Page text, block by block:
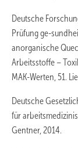
Deutsche
Prüfung ge-
anorganische
Arbeitsstoffe –
MAK-Werten, 51.
Deutsche
für
Gentner, 2014.